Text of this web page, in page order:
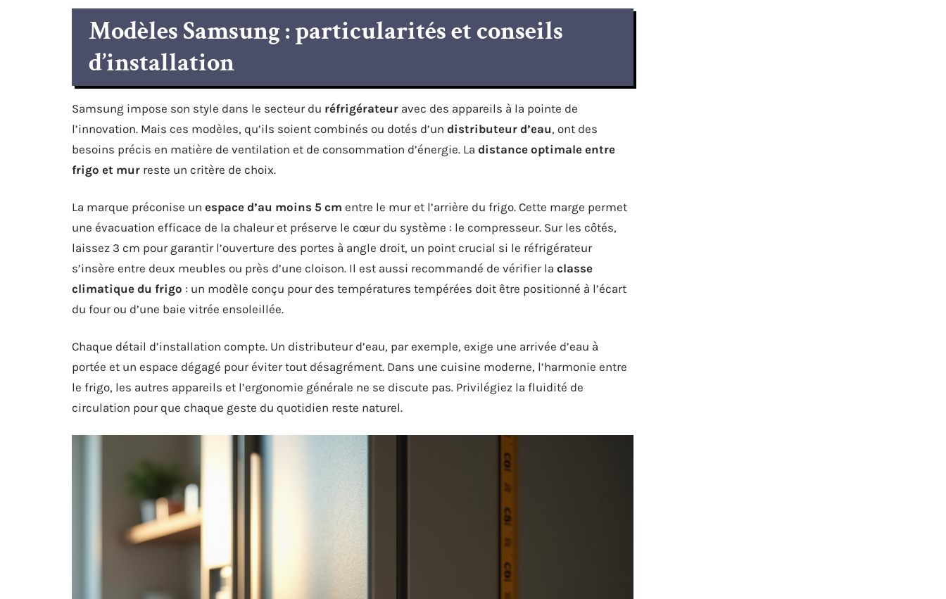
Modèles Samsung : particularités et conseils
d’installation
Samsung impose son style dans le secteur du réfrigérateur avec des appareils à la pointe de
l’innovation. Mais ces modèles, qu’ils soient combinés ou dotés d’un distributeur d’eau, ont des
besoins précis en matière de ventilation et de consommation d’énergie. La distance optimale entre
frigo et mur reste un critère de choix.
La marque préconise un espace d’au moins 5 cm entre le mur et l’arrière du frigo. Cette marge permet
une évacuation efficace de la chaleur et préserve le cœur du système : le compresseur. Sur les côtés,
laissez 3 cm pour garantir l’ouverture des portes à angle droit, un point crucial si le réfrigérateur
s’insère entre deux meubles ou près d’une cloison. Il est aussi recommandé de vérifier la classe
climatique du frigo : un modèle conçu pour des températures tempérées doit être positionné à l’écart
du four ou d’une baie vitrée ensoleillée.
Chaque détail d’installation compte. Un distributeur d’eau, par exemple, exige une arrivée d’eau à
portée et un espace dégagé pour éviter tout désagrément. Dans une cuisine moderne, l’harmonie entre
le frigo, les autres appareils et l’ergonomie générale ne se discute pas. Privilégiez la fluidité de
circulation pour que chaque geste du quotidien reste naturel.